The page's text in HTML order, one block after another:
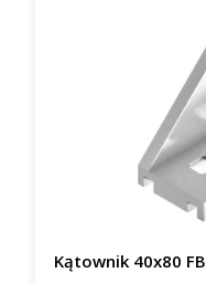
Kątownik 40x80 FB